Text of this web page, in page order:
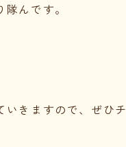
んです。
きますので、ぜひチ